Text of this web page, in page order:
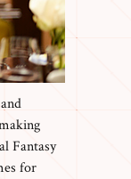
Fantasy
for